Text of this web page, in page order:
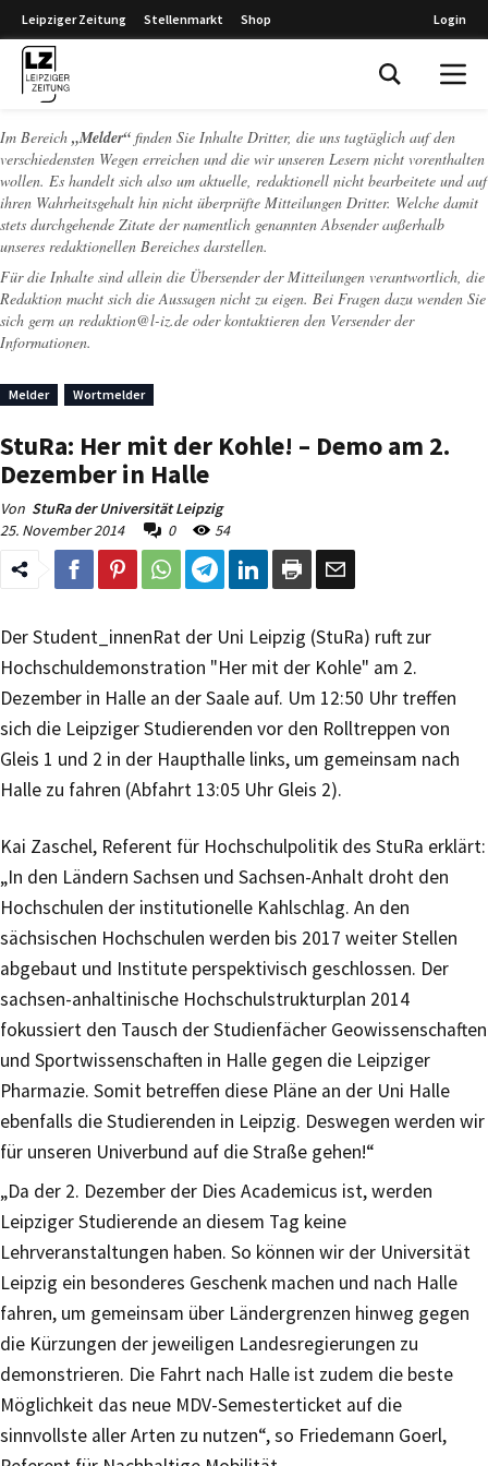
Leipziger Zeitung Stellenmarkt Shop Login
Im Bereich „Melder“ finden Sie Inhalte Dritter, die uns tagtäglich auf den
verschiedensten Wegen erreichen und die wir unseren Lesern nicht vorenthalten
wollen. Es handelt sich also um aktuelle, redaktionell nicht bearbeitete und auf
ihren Wahrheitsgehalt hin nicht überprüfte Mitteilungen Dritter. Welche damit
stets durchgehende Zitate der namentlich genannten Absender außerhalb
unseres redaktionellen Bereiches darstellen.
Für die Inhalte sind allein die Übersender der Mitteilungen verantwortlich, die
Redaktion macht sich die Aussagen nicht zu eigen. Bei Fragen dazu wenden Sie
sich gern an redaktion@l-iz.de oder kontaktieren den Versender der
Informationen.
Melder Wortmelder
StuRa: Her mit der Kohle! – Demo am 2.
Dezember in Halle
Von StuRa der Universität Leipzig
25. November 2014
0 54
Der Student_innenRat der Uni Leipzig (StuRa) ruft zur
Hochschuldemonstration "Her mit der Kohle" am 2.
Dezember in Halle an der Saale auf. Um 12:50 Uhr treffen
sich die Leipziger Studierenden vor den Rolltreppen von
Gleis 1 und 2 in der Haupthalle links, um gemeinsam nach
Halle zu fahren (Abfahrt 13:05 Uhr Gleis 2).
Kai Zaschel, Referent für Hochschulpolitik des StuRa erklärt:
„In den Ländern Sachsen und Sachsen-Anhalt droht den
Hochschulen der institutionelle Kahlschlag. An den
sächsischen Hochschulen werden bis 2017 weiter Stellen
abgebaut und Institute perspektivisch geschlossen. Der
sachsen-anhaltinische Hochschulstrukturplan 2014
fokussiert den Tausch der Studienfächer Geowissenschaften
und Sportwissenschaften in Halle gegen die Leipziger
Pharmazie. Somit betreffen diese Pläne an der Uni Halle
ebenfalls die Studierenden in Leipzig. Deswegen werden wir
für unseren Univerbund auf die Straße gehen!“
„Da der 2. Dezember der Dies Academicus ist, werden
Leipziger Studierende an diesem Tag keine
Lehrveranstaltungen haben. So können wir der Universität
Leipzig ein besonderes Geschenk machen und nach Halle
fahren, um gemeinsam über Ländergrenzen hinweg gegen
die Kürzungen der jeweiligen Landesregierungen zu
demonstrieren. Die Fahrt nach Halle ist zudem die beste
Möglichkeit das neue MDV-Semesterticket auf die
sinnvollste aller Arten zu nutzen“, so Friedemann Goerl,